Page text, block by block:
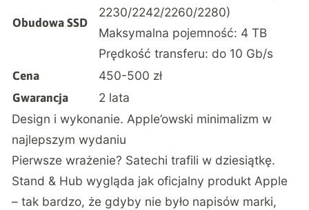
Obudowa SSD
2230/2242/2260/2280)
Maksymalna pojemność: 4 TB
Prędkość transferu: do 10 Gb/s
Cena 450-500 zł
Gwarancja
2 lata
Design i wykonanie. Apple’owski minimalizm w
najlepszym wydaniu
Pierwsze wrażenie? Satechi trafili w dziesiątkę.
Stand & Hub wygląda jak oficjalny produkt Apple
– tak bardzo, że gdyby nie było napisów marki,